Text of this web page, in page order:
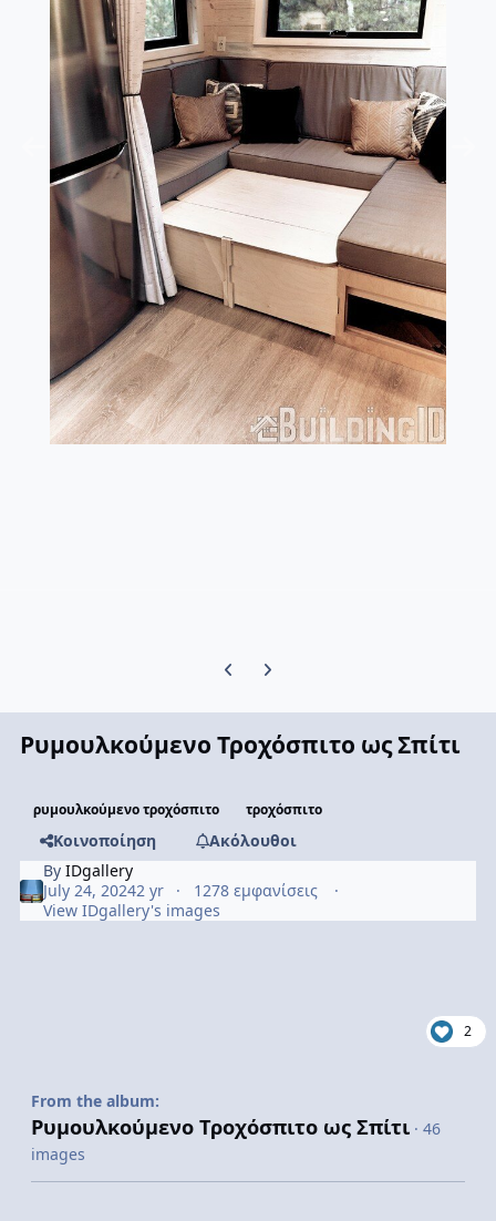
Previous carousel slide
Next carousel slide
Ρυμουλκούμενο Τροχόσπιτο ως Σπίτι
ρυμουλκούμενο τροχόσπιτο τροχόσπιτο
Κοινοποίηση
Ακόλουθοι
ByIDgallery
July 24, 20242 yr
1278 εμφανίσεις
View IDgallery's images
2
From the album:
Ρυμουλκούμενο Τροχόσπιτο ως Σπίτι · 46
images